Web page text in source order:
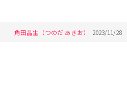
角田晶生（つのだ あきお） 2023/11/28